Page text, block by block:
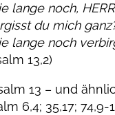
lange noch,
du mich
lange noch
13,2)
13 – und
6,4; 35,17;